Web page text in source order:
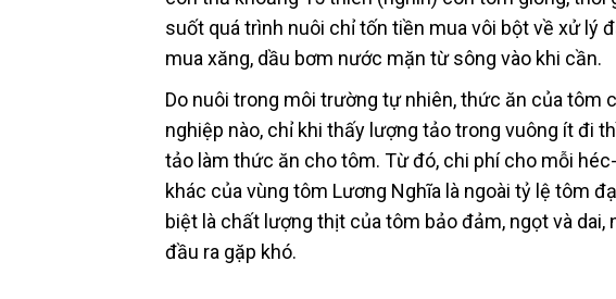
suốt quá trình nuôi chỉ tốn tiền mua vôi bột về xử lý
mua xăng, dầu bơm nước mặn từ sông vào khi cần.
Do nuôi trong môi trường tự nhiên, thức ăn của tôm
nghiệp nào, chỉ khi thấy lượng tảo trong vuông ít đi
tảo làm thức ăn cho tôm. Từ đó, chi phí cho mỗi
khác của vùng tôm Lương Nghĩa là ngoài tỷ lệ tôm
biệt là chất lượng thịt của tôm bảo đảm, ngọt và
đầu ra gặp khó.